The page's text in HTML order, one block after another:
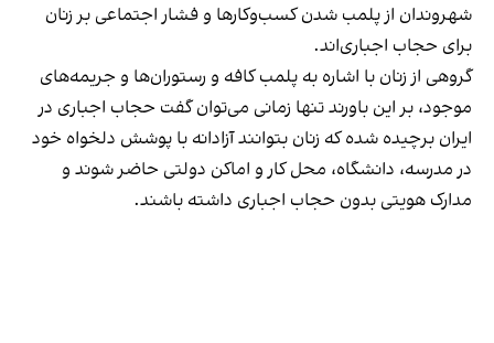
شهروندان از پلمب شدن کسب‌وکارها و فشار اجتماعی بر زنان
برای حجاب اجباری‌اند.
گروهی از زنان با اشاره به پلمب کافه و رستوران‌ها و جریمه‌های
موجود، بر این باورند تنها زمانی می‌توان گفت حجاب اجباری در
ایران برچیده شده که زنان بتوانند آزادانه با پوشش دلخواه خود
در مدرسه، دانشگاه، محل کار و اماکن دولتی حاضر شوند و
مدارک هویتی بدون حجاب اجباری داشته باشند.